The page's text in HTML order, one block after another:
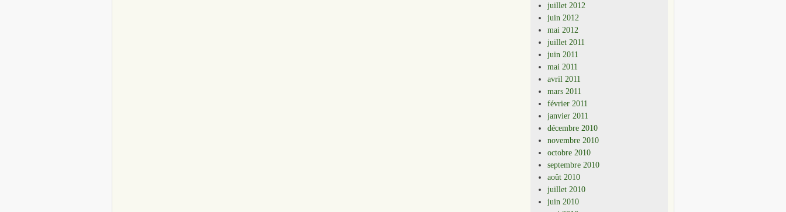
juillet 2012
juin 2012
mai 2012
juillet 2011
juin 2011
mai 2011
avril 2011
mars 2011
février 2011
janvier 2011
décembre 2010
novembre 2010
octobre 2010
septembre 2010
août 2010
juillet 2010
juin 2010